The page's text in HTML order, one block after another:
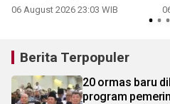
06 August 2026 23:03 WIB
Berita Terpopuler
20 ormas baru
program